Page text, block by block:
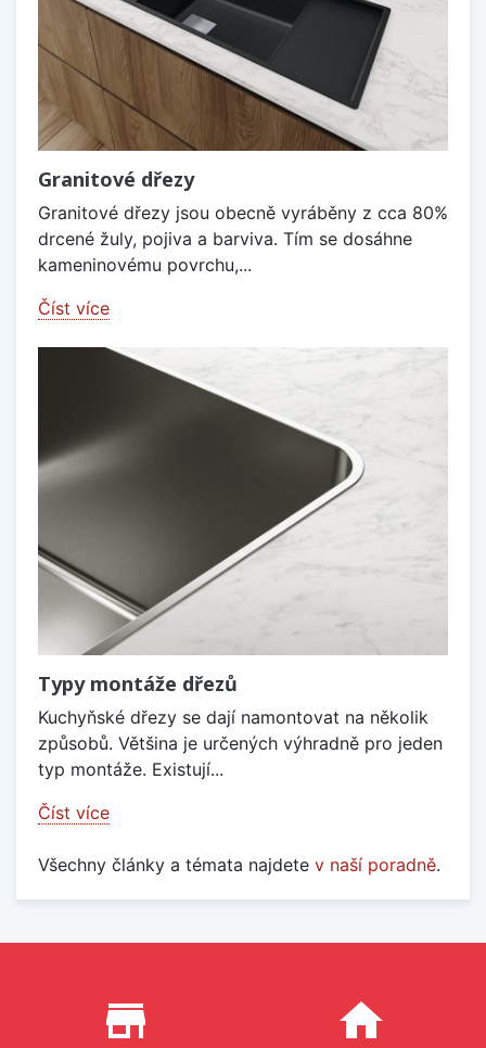
Granitové dřezy
Granitové dřezy jsou obecně vyráběny z cca 80%
drcené žuly, pojiva a barviva. Tím se dosáhne
kameninovému povrchu,...
Číst více
Typy montáže dřezů
Kuchyňské dřezy se dají namontovat na několik
způsobů. Většina je určených výhradně pro jeden
typ montáže. Existují...
Číst více
Všechny články a témata najdete v naší poradně.
Proč nakupovat u nás?
store_mall_directory home